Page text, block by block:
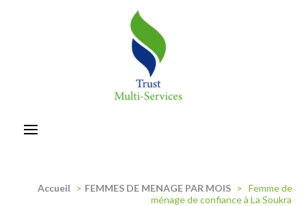
Accueil > FEMMES DE MENAGE PAR MOIS > Femme de
ménage de confiance à La Soukra